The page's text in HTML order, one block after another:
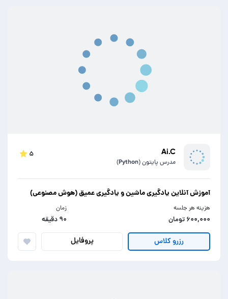
Ai.C
مدرس پایتون (Python)
۵
آموزش آنلاین یادگیری ماشین و یادگیری عمیق (هوش مصنوعی)
هزینه هر جلسه
۶۰۰,۰۰۰ تومان
زمان
۹۰ دقیقه
رزرو کلاس پروفایل